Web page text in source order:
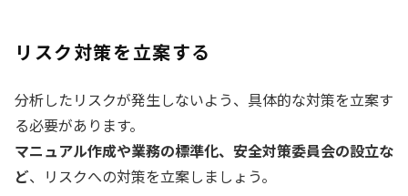
リスク対策を立案する
分析したリスクが発生しないよう、具体的な対策を立案す
る必要があります。
マニュアル作成や業務の標準化、安全対策委員会の設立な
ど、リスクへの対策を立案しましょう。